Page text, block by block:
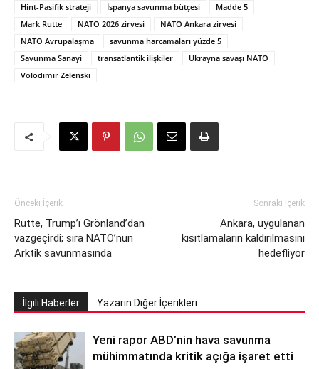
Hint-Pasifik strateji İspanya savunma bütçesi
Madde 5
Mark Rutte
NATO 2026 zirvesi
NATO Ankara zirvesi
NATO Avrupalaşma
savunma harcamaları yüzde 5
Savunma Sanayi
transatlantik ilişkiler
Ukrayna savaşı NATO
Volodimir Zelenski
Önceki İçerik
Rutte, Trump’ı Grönland’dan
vazgeçirdi; sıra NATO’nun
Arktik savunmasında
Sonraki İçerik
Ankara, uygulanan
kısıtlamaların kaldırılmasını
hedefliyor
İlgili Haberler Yazarın Diğer İçerikleri
Yeni rapor ABD’nin hava savunma
mühimmatında kritik açığa işaret etti